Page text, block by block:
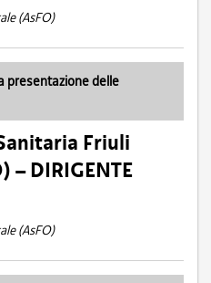
(AsFO)
presentazione delle
Friuli
– DIRIGENTE
(AsFO)